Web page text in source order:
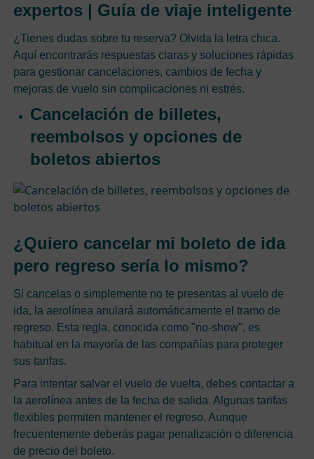
expertos | Guía de viaje inteligente
¿Tienes dudas sobre tu reserva? Olvida la letra chica.
Aquí encontrarás respuestas claras y soluciones rápidas
para gestionar cancelaciones, cambios de fecha y
mejoras de vuelo sin complicaciones ni estrés.
Cancelación de billetes,
reembolsos y opciones de
boletos abiertos
¿Quiero cancelar mi boleto de ida
pero regreso sería lo mismo?
Si cancelas o simplemente no te presentas al vuelo de
ida, la aerolínea anulará automáticamente el tramo de
regreso. Esta regla, conocida como "no-show", es
habitual en la mayoría de las compañías para proteger
sus tarifas.
Para intentar salvar el vuelo de vuelta, debes contactar a
la aerolínea antes de la fecha de salida. Algunas tarifas
flexibles permiten mantener el regreso. Aunque
frecuentemente deberás pagar penalización o diferencia
de precio del boleto.